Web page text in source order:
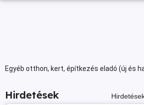
Egyéb otthon, kert, építkezés eladó (új és
Hirdetések